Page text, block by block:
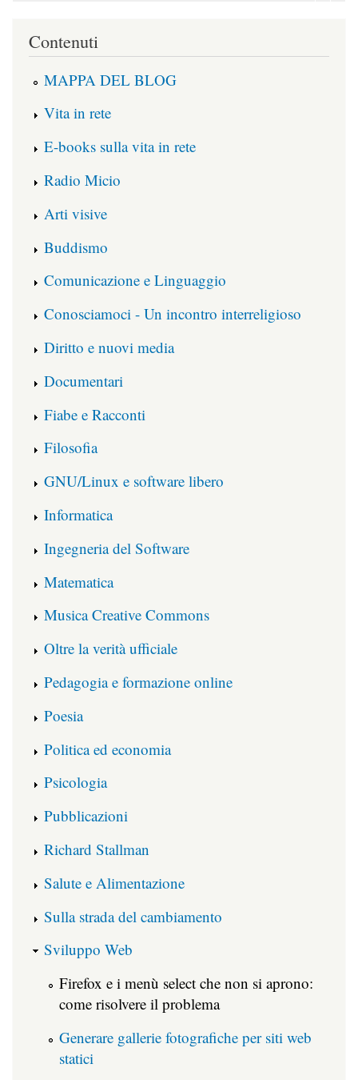
Contenuti
MAPPA DEL BLOG
Vita in rete
E-books sulla vita in rete
Radio Micio
Arti visive
Buddismo
Comunicazione e Linguaggio
Conosciamoci - Un incontro interreligioso
Diritto e nuovi media
Documentari
Fiabe e Racconti
Filosofia
GNU/Linux e software libero
Informatica
Ingegneria del Software
Matematica
Musica Creative Commons
Oltre la verità ufficiale
Pedagogia e formazione online
Poesia
Politica ed economia
Psicologia
Pubblicazioni
Richard Stallman
Salute e Alimentazione
Sulla strada del cambiamento
Sviluppo Web
Firefox e i menù select che non si aprono:
come risolvere il problema
Generare gallerie fotografiche per siti web
statici